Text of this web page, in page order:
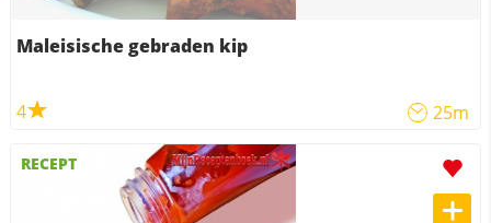
Maleisische gebraden kip
4 25m
RECEPT